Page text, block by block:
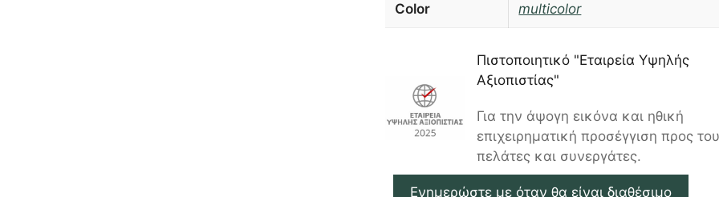
Color multicolor
Πιστοποιητικό "Εταιρεία Υψηλής
Αξιοπιστίας"
Για την άψογη εικόνα και ηθική
επιχειρηματική προσέγγιση προς
πελάτες και συνεργάτες.
Ενημερώστε με όταν θα είναι διαθέσιμο